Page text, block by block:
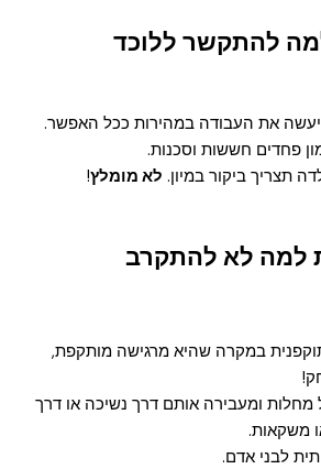
להתקשר ללוכד
יעשה את העבודה במהירות ככל האפשר.
פחדים חששות וסכנות.
תצריך ביקור במיון. לא מומלץ!
למה לא להתקרב
במקרה שהיא מרגישה מותקפת,
מחלות ומעבירה אותם דרך נשיכה או דרך
משקאות.
לבני אדם.